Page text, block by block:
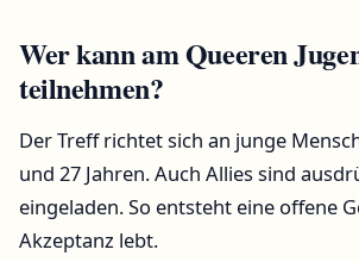
Wer kann am Queeren
teilnehmen?
Der Treff richtet sich an junge
und 27 Jahren. Auch Allies sind
eingeladen. So entsteht eine offene
Akzeptanz lebt.